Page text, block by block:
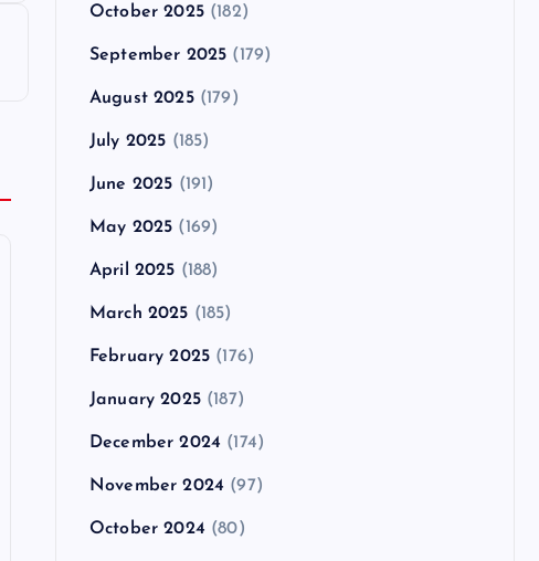
October 2025(182)
September 2025 (179)
August 2025(179)
July 2025 (185)
June 2025 (191)
May 2025 (169)
April 2025 (188)
March 2025 (185)
February 2025 (176)
January 2025(187)
December 2024 (174)
November 2024 (97)
October 2024 (80)